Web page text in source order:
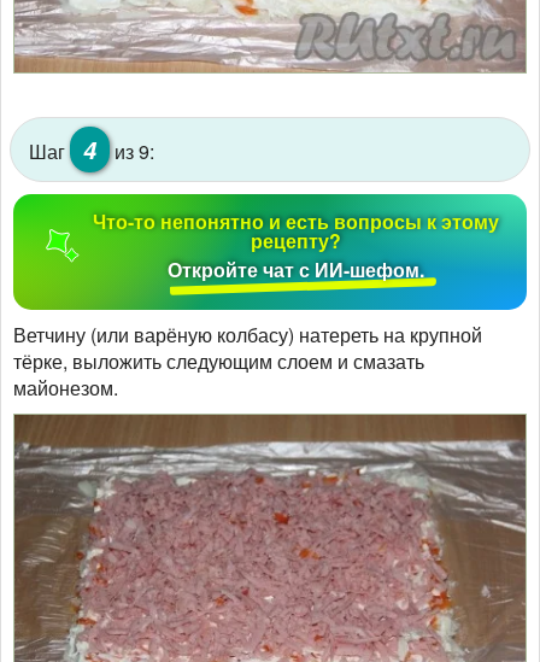
Шаг 4 из 9:
Что-то непонятно и есть вопросы к этому
рецепту?
Откройте чат с ИИ-шефом.
Ветчину (или варёную колбасу) натереть на крупной
тёрке, выложить следующим слоем и смазать
майонезом.